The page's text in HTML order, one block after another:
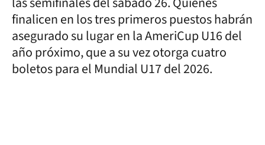
finalicen en los tres primeros puestos habrán
asegurado su lugar en la AmeriCup U16 del
año próximo, que a su vez otorga cuatro
boletos para el Mundial U17 del 2026.